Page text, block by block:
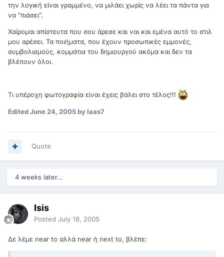
την λογική είναι γραμμένο, να μιλάει χωρίς να λέει τα πάντα για
να "πιάσει".
Χαίρομαι απίστευτα που σου άρεσε και ναι και εμένα αυτό το στιλ
μου αρέσει. Τα ποιήματα, που έχουν προσωπικές εμμονές,
συμβολισμούς, κομμάτια του δημιουργού ακόμα και δεν τα
βλέπουν όλοι.
Τι υπέροχη φωτογραφία είναι έχεις βάλει στο τέλος!!!
EditedJune 24, 2005by laas7
Quote
4 weeks later...
Isis
Posted July 18, 2005
Δε λέμε near to αλλά near ή next to, βλέπε: